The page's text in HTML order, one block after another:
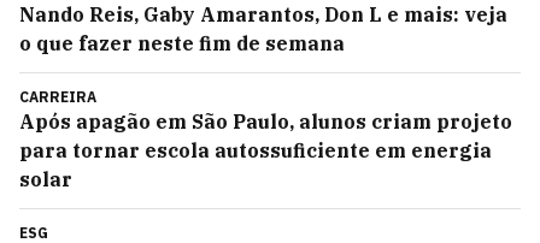
Nando Reis, Gaby Amarantos, Don L e mais: veja
o que fazer neste fim de semana
CARREIRA
Após apagão em São Paulo, alunos criam projeto
para tornar escola autossuficiente em energia
solar
ESG